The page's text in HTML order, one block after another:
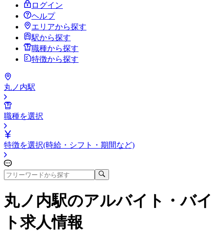
ログイン
ヘルプ
エリアから探す
駅から探す
職種から探す
特徴から探す
丸ノ内駅
職種を選択
特徴を選択(時給・シフト・期間など)
丸ノ内駅のアルバイト・バイ
ト求人情報